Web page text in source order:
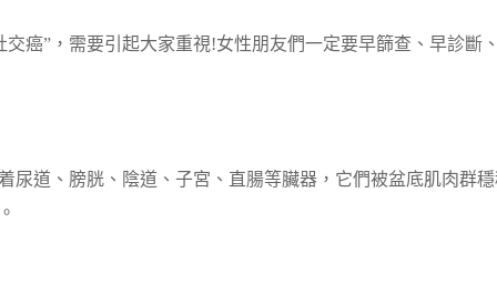
癌”，需要引起大家重視!女性朋友們一定要早篩查、早診斷
尿道、膀胱、陰道、子宮、直腸等臟器，它們被盆底肌肉群